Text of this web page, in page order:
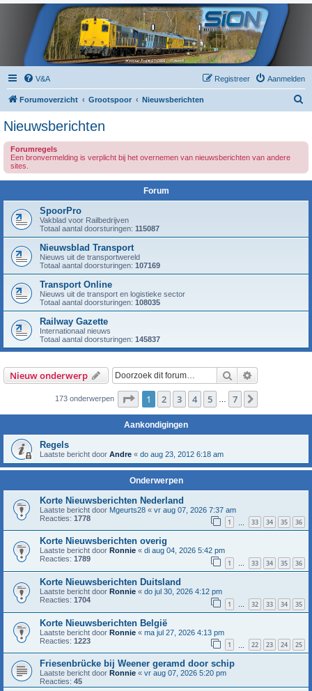
V&A Aanmelden
Registreer
Forumoverzicht Grootspoor Nieuwsberichten
Nieuwsberichten
Forumregels
Een bronvermelding is verplicht bij het overnemen van nieuwsberichten van andere
sites.
Forum
SpoorPro
Vakblad voor Railbedrijven
Totaal aantal doorsturingen: 115087
Nieuwsblad Transport
Nieuws uit de transportwereld
Totaal aantal doorsturingen: 107169
Transport Online
Nieuws uit de transport en logistieke sector
Totaal aantal doorsturingen: 108035
Railway Gazette
Internationaal nieuws
Totaal aantal doorsturingen: 145837
Nieuw onderwerp Zoek
173 onderwerpen Pagina van 7
1 2 3 4 5 7
Aankondigingen
Regels
Laatste bericht door Andre « do aug 23, 2012 6:18 am
Onderwerpen
Korte Nieuwsberichten Nederland
Laatste bericht door Mgeurts28 « vr aug 07, 2026 7:37 am
Reacties: 1778 1 33 34 35 36
Korte Nieuwsberichten overig
Laatste bericht door Ronnie « di aug 04, 2026 5:42 pm
Reacties: 1789 1 … 33 34 35 36
Korte Nieuwsberichten Duitsland
Laatste bericht door Ronnie « do jul 30, 2026 4:12 pm
Reacties: 1704 1 32 33 34 35
Korte Nieuwsberichten België
Laatste bericht door Ronnie « ma jul 27, 2026 4:13 pm
Reacties: 1223 1 22 23 24 25
Friesenbrücke bij Weener geramd door schip
Laatste bericht door Ronnie « vr aug 07, 2026 5:20 pm
Reacties: 45